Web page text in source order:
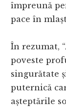
împreună
pace în
În rezumat,
poveste
singurătate
puternică
așteptările